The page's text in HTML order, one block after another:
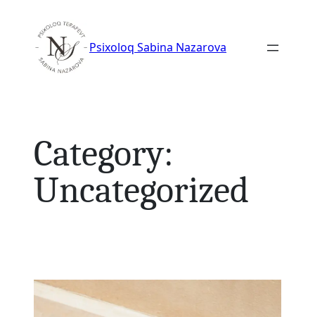
content
Psixoloq Sabina Nazarova
Category:
Uncategorized